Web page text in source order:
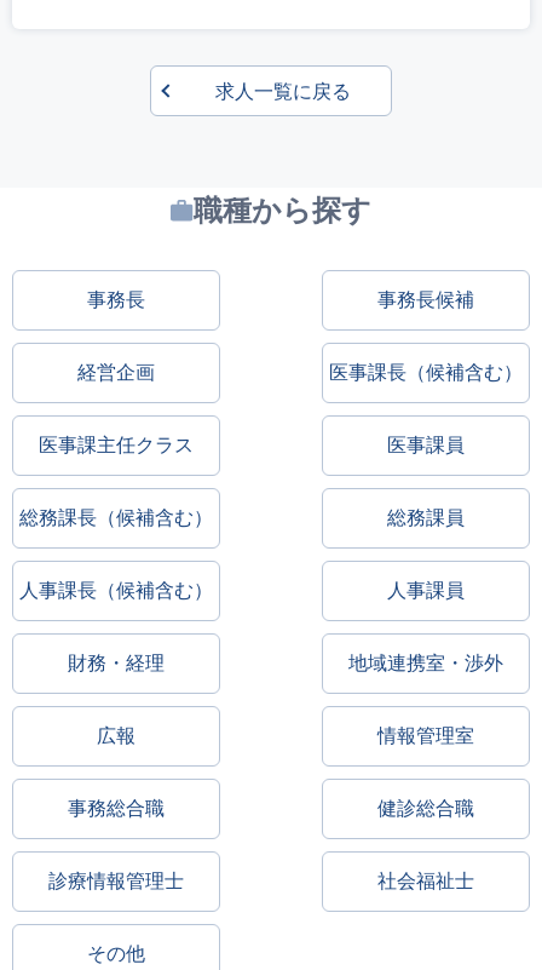
求人一覧に戻る
職種から探す
事務長 事務長候補
経営企画 医事課長（候補含む）
医事課主任クラス 医事課員
総務課長（候補含む） 総務課員
人事課長（候補含む） 人事課員
財務・経理 地域連携室・渉外
広報 情報管理室
事務総合職 健診総合職
診療情報管理士 社会福祉士
その他